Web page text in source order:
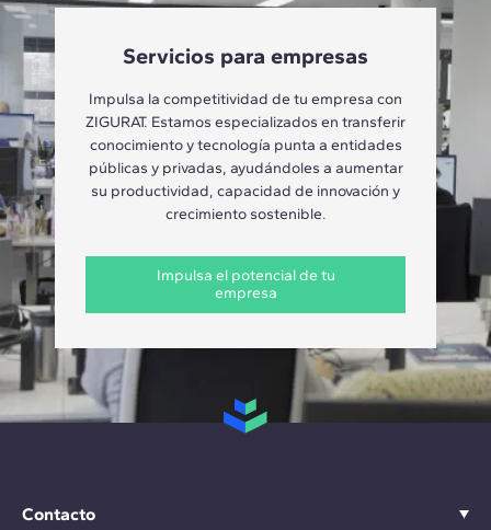
Servicios para empresas
Impulsa la competitividad de tu empresa con
ZIGURAT. Estamos especializados en transferir
conocimiento y tecnología punta a entidades
públicas y privadas, ayudándoles a aumentar
su productividad, capacidad de innovación y
crecimiento sostenible.
Impulsa el potencial de tu
empresa
Contacto